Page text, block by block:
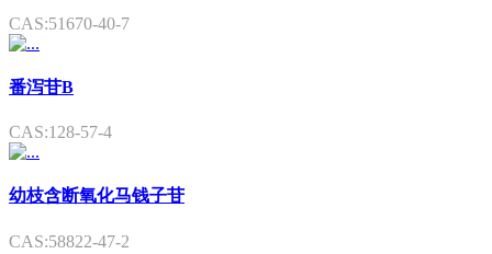
CAS:51670-40-7
番泻苷B
CAS:128-57-4
幼枝含断氧化马钱子苷
CAS:58822-47-2